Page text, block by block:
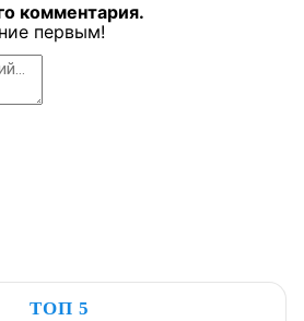
комментария.
первым!
ТОП 5